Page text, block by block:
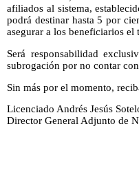
afiliados al sistema,
podrá destinar hasta 5 por
asegurar a los beneficiarios
Será responsabilidad
subrogación por no contar
Sin más por el momento,
Licenciado Andrés Jesús
Director General Adjunto de